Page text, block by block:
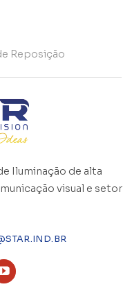
Reposição
Iluminação de alta
visual e setor